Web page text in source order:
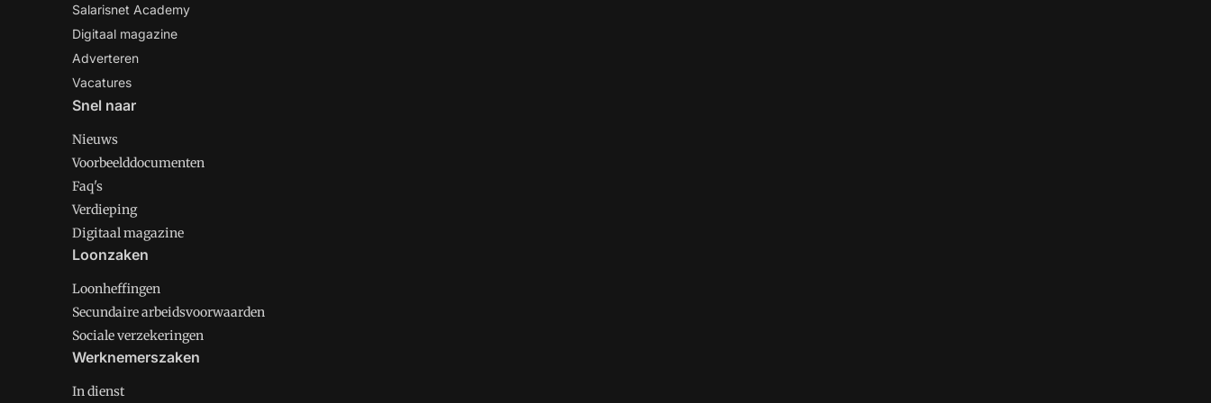
Salarisnet Academy
Digitaal magazine
Adverteren
Vacatures
Snel naar
Nieuws
Voorbeelddocumenten
Faq's
Verdieping
Digitaal magazine
Loonzaken
Loonheffingen
Secundaire arbeidsvoorwaarden
Sociale verzekeringen
Werknemerszaken
In dienst